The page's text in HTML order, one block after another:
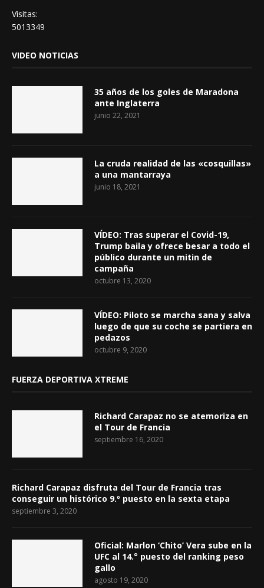
Visitas:
5013349
VIDEO NOTICIAS
35 años de los goles de Maradona
ante Inglaterra
junio 22, 2021
La cruda realidad de las «cosquillas»
a una mantarraya
junio 18, 2021
VÍDEO: Tras superar el Covid-19,
Trump baila y ofrece besar a todo el
público durante un mitin de
campaña
octubre 13, 2020
VÍDEO: Piloto se marcha sana y salva
luego de que su coche se partiera en
pedazos
octubre 9, 2020
FUERZA DEPORTIVA XTREME
Richard Carapaz no se atemoriza en
el Tour de Francia
septiembre 16, 2020
Richard Carapaz disfruta del Tour de Francia tras
conseguir un histórico 9.º puesto en la sexta etapa
septiembre 3, 2020
Oficial: Marlon ‘Chito’ Vera sube en la
UFC al 14.° puesto del ranking peso
gallo
agosto 19, 2020